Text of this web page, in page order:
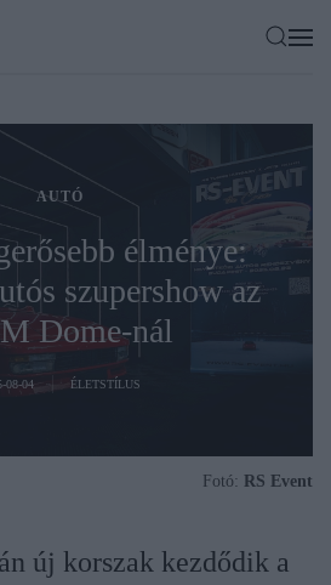
AUTÓ
élménye:
szupershow az
Dome-nál
08-04 ÉLETSTÍLUS
Fotó: RS Event
új korszak kezdődik a